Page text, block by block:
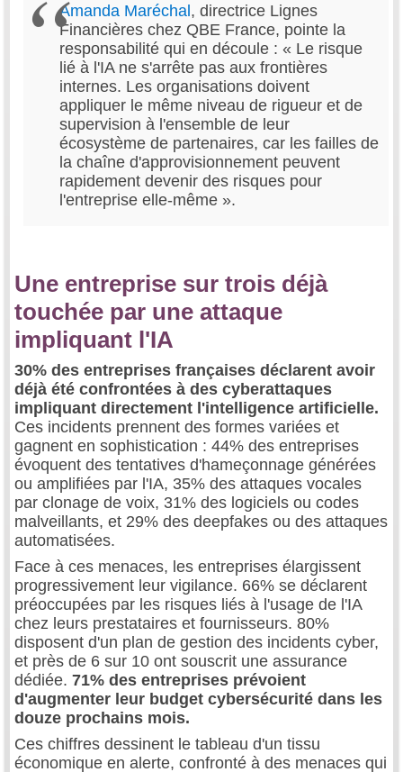
Amanda Maréchal, directrice Lignes
Financières chez QBE France, pointe la
responsabilité qui en découle : « Le risque
lié à l'IA ne s'arrête pas aux frontières
internes. Les organisations doivent
appliquer le même niveau de rigueur et de
supervision à l'ensemble de leur
écosystème de partenaires, car les failles de
la chaîne d'approvisionnement peuvent
rapidement devenir des risques pour
l'entreprise elle-même ».
Une entreprise sur trois déjà
touchée par une attaque
impliquant l'IA
30% des entreprises françaises déclarent avoir
déjà été confrontées à des cyberattaques
impliquant directement l'intelligence artificielle.
Ces incidents prennent des formes variées et
gagnent en sophistication : 44% des entreprises
évoquent des tentatives d'hameçonnage générées
ou amplifiées par l'IA, 35% des attaques vocales
par clonage de voix, 31% des logiciels ou codes
malveillants, et 29% des deepfakes ou des attaques
automatisées.
Face à ces menaces, les entreprises élargissent
progressivement leur vigilance. 66% se déclarent
préoccupées par les risques liés à l'usage de l'IA
chez leurs prestataires et fournisseurs. 80%
disposent d'un plan de gestion des incidents cyber,
et près de 6 sur 10 ont souscrit une assurance
dédiée. 71% des entreprises prévoient
d'augmenter leur budget cybersécurité dans les
douze prochains mois.
Ces chiffres dessinent le tableau d'un tissu
économique en alerte, confronté à des menaces qui